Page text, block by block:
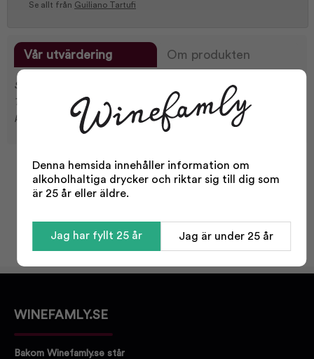
Se allt från Guiliano Tartufi
Vår utvärdering Om produkten
Svart flingsalt med 5 % skivor av sommartryffel från Giuliano
Tartufi. En smaksättning med tydlig tryffelarom och dekorativ
karaktär.
Facts
Typ: Kryddor
WINEFAMLY.SE
Bakom Winefamly.se står
Denna hemsida innehåller information om
alkoholhaltiga drycker och riktar sig till dig som
är 25 år eller äldre.
Jag har fyllt 25 år Jag är under 25 år